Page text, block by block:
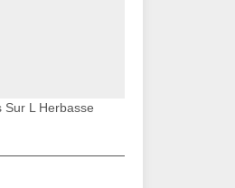
L Herbasse